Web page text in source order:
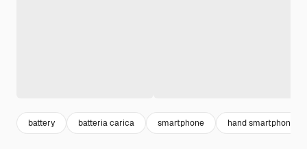
battery batteria carica smartphone hand smartphone